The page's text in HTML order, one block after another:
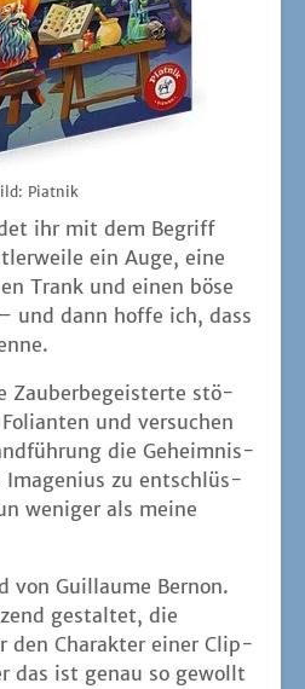
Piat­nik
ihr mit dem Begriff
ein Auge, eine
Trank und einen böse
und dann hof­fe ich, dass
Zau­ber­be­geis­ter­te stö­
und ver­su­chen
die Geheim­nis­
Imagen­i­us zu ent­schlüs­
weni­ger als mei­ne
von Guil­laume Ber­non.
gestal­tet, die
den Cha­rak­ter einer Clip-
das ist genau so gewollt